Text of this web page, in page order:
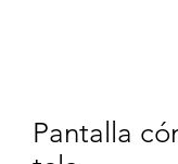
Pantalla